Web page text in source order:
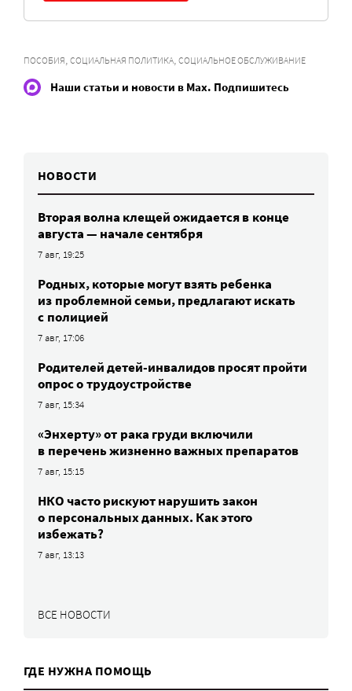
ПОСОБИЯ СОЦИАЛЬНАЯ ПОЛИТИКА СОЦИАЛЬНОЕ ОБСЛУЖИВАНИЕ
Наши статьи и новости в Max. Подпишитесь
НОВОСТИ
Вторая волна клещей ожидается в конце
августа — начале сентября
7 авг, 19:25
Родных, которые могут взять ребенка
из проблемной семьи, предлагают искать
с полицией
7 авг, 17:06
Родителей детей-инвалидов просят пройти
опрос о трудоустройстве
7 авг, 15:34
«Энхерту» от рака груди включили
в перечень жизненно важных препаратов
7 авг, 15:15
НКО часто рискуют нарушить закон
о персональных данных. Как этого
избежать?
7 авг, 13:13
ВСЕ НОВОСТИ
ГДЕ НУЖНА ПОМОЩЬ